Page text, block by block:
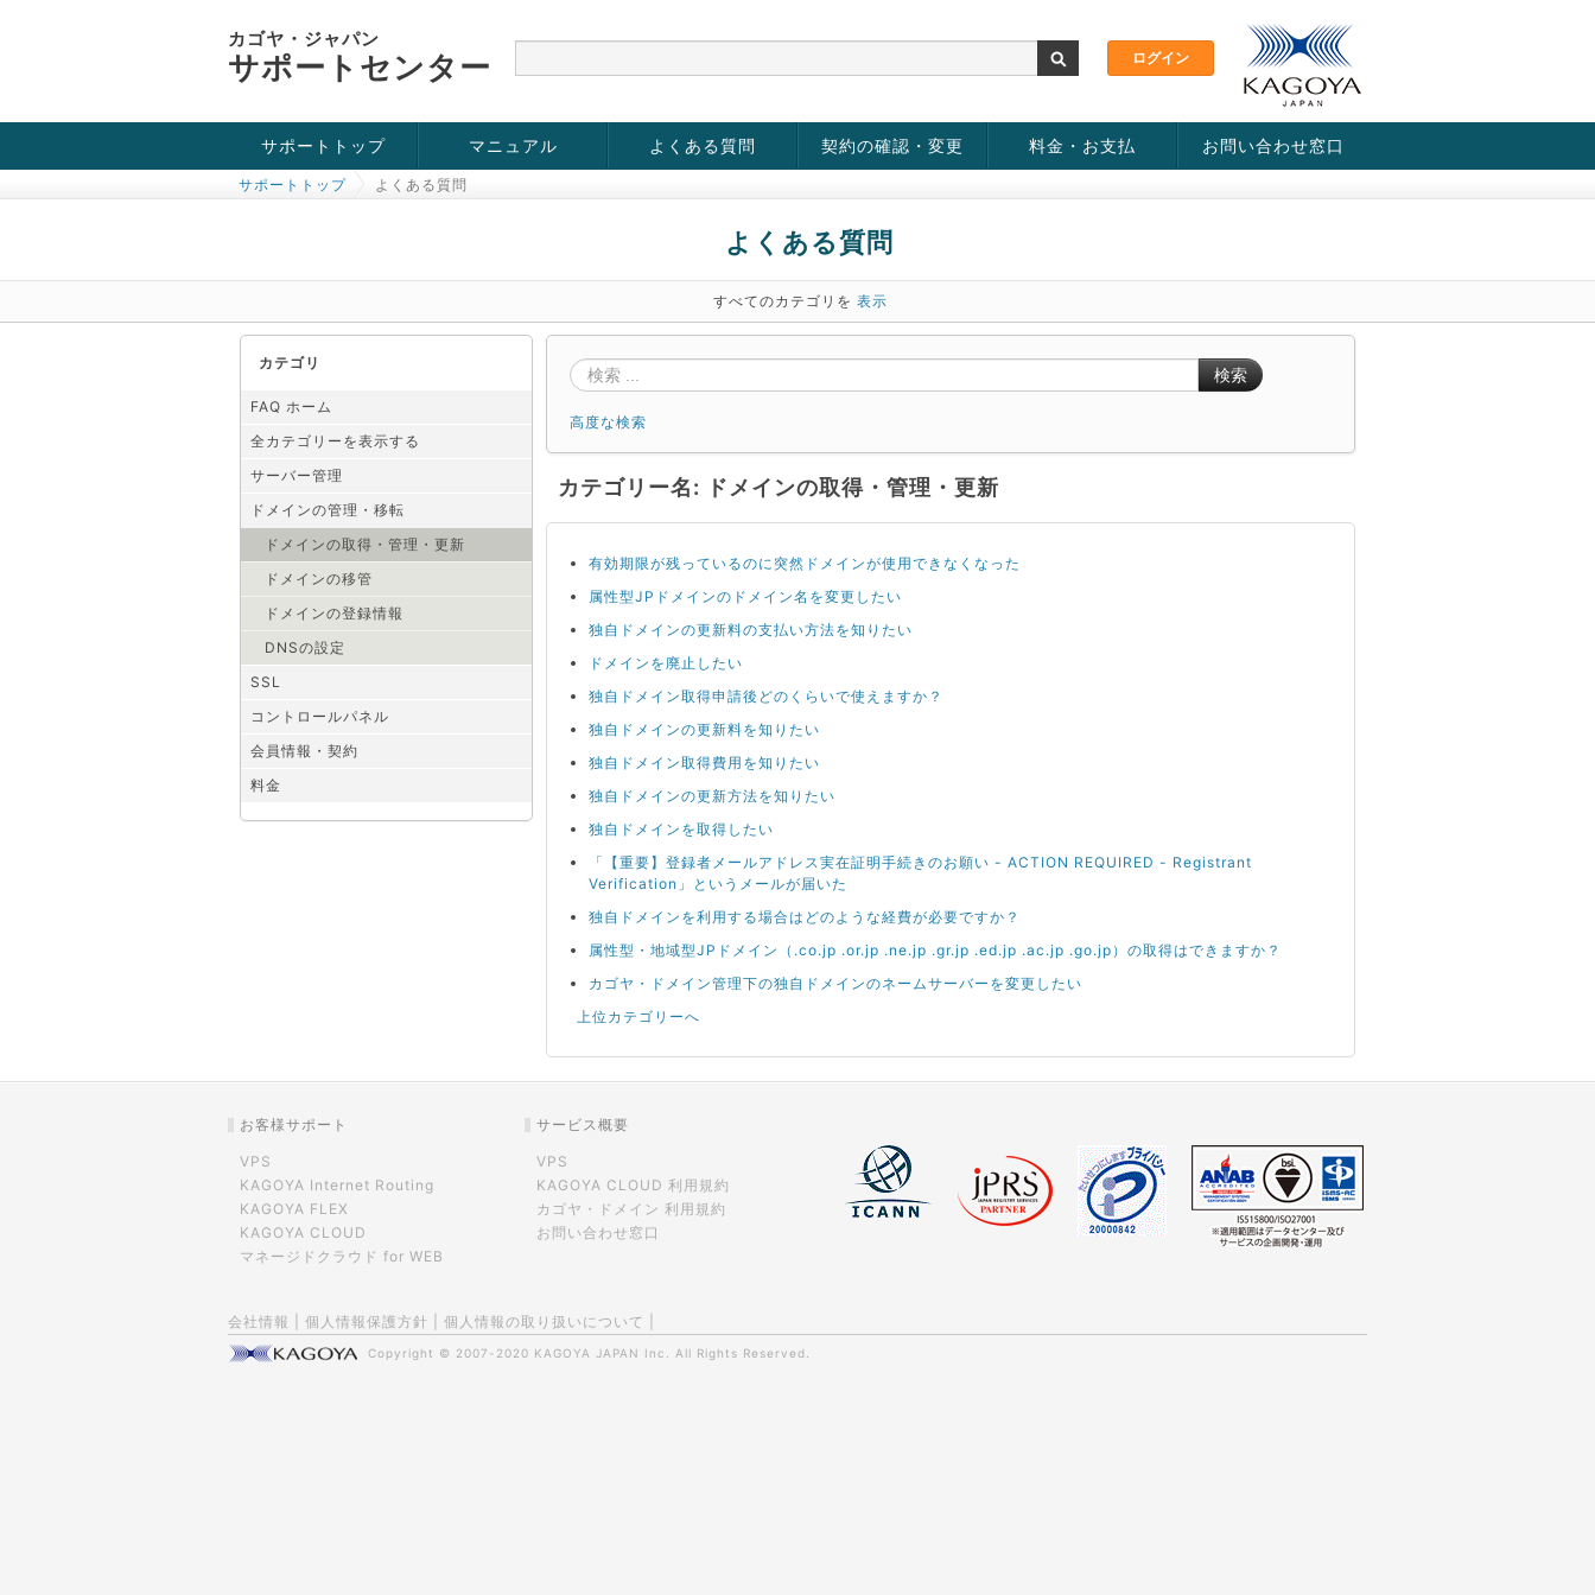
カゴヤ・ジャパン
サポートセンター
サポートトップ
お役立ち情報
チュートリアル
障害・メンテナンス情報
マニュアル よくある質問 契約の確認・変更 料金・お支払 お問い合わせ窓口
サポートトップ よくある質問
よくある質問
すべてのカテゴリを 表示
カテゴリ
FAQ ホーム
全カテゴリーを表示する
サーバー管理
ドメインの管理・移転
ドメインの取得・管理・更新
ドメインの移管
ドメインの登録情報
DNSの設定
SSL
コントロールパネル
会員情報・契約
料金
検索
高度な検索
カテゴリー名: ドメインの取得・管理・更新
有効期限が残っているのに突然ドメインが使用できなくなった
属性型JPドメインのドメイン名を変更したい
独自ドメインの更新料の支払い方法を知りたい
ドメインを廃止したい
独自ドメイン取得申請後どのくらいで使えますか？
独自ドメインの更新料を知りたい
独自ドメイン取得費用を知りたい
独自ドメインの更新方法を知りたい
独自ドメインを取得したい
「【重要】登録者メールアドレス実在証明手続きのお願い - ACTION REQUIRED - Registrant
Verification」というメールが届いた
独自ドメインを利用する場合はどのような経費が必要ですか？
属性型・地域型JPドメイン（.co.jp .or.jp .ne.jp .gr.jp .ed.jp .ac.jp .go.jp）の取得はできますか？
カゴヤ・ドメイン管理下の独自ドメインのネームサーバーを変更したい
上位カテゴリーへ
お客様サポート
VPS
KAGOYA Internet Routing
KAGOYA FLEX
KAGOYA CLOUD
マネージドクラウド for WEB
サービス概要
VPS
KAGOYA CLOUD 利用規約
カゴヤ・ドメイン 利用規約
お問い合わせ窓口
会社情報 個人情報保護方針 個人情報の取り扱いについて
Copyright © 2007-2020 KAGOYA JAPAN Inc. All Rights Reserved.